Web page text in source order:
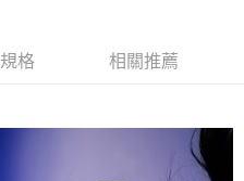
依後續交易確認頁面所載為準。
分期」於每月結算日後寄送繳費提
格 相關推薦